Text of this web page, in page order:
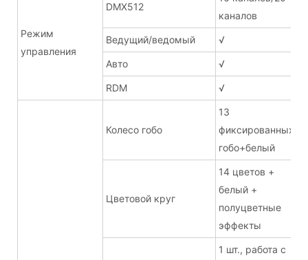
Режим
управления
DMX512
каналов
Ведущий/ведомый √
Авто √
RDM √
Колесо гобо
13
фиксированных
гобо+белый
Цветовой круг
14 цветов +
белый +
полуцветные
эффекты
1 шт., работа с